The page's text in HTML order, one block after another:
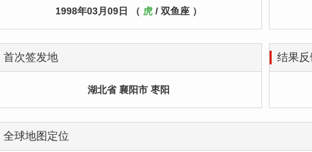
1998年03月09日 （ 虎 / 双鱼座 ）
首次签发地
湖北省 襄阳市 枣阳
结果反
全球地图定位